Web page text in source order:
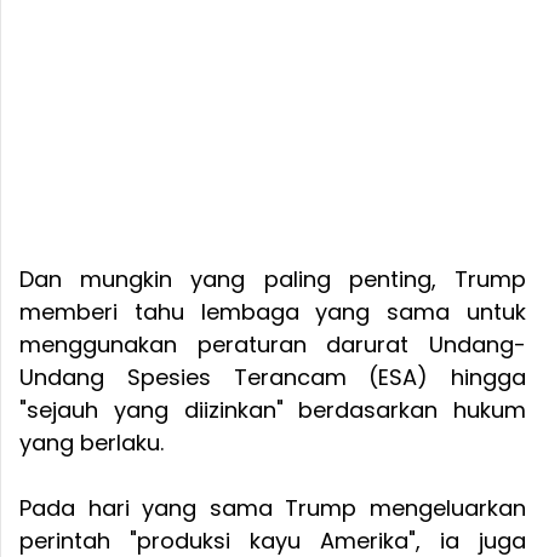
Dan mungkin yang paling penting, Trump
memberi tahu lembaga yang sama untuk
menggunakan peraturan darurat Undang-
Undang Spesies Terancam (ESA) hingga
"sejauh yang diizinkan" berdasarkan hukum
yang berlaku.
Pada hari yang sama Trump mengeluarkan
perintah "produksi kayu Amerika", ia juga